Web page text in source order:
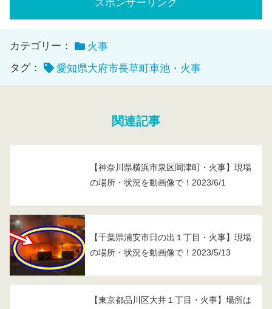
スポンサーリンク
カテゴリー：
火事
タグ：
愛知県大府市長草町車池・火事
関連記事
【神奈川県横浜市泉区岡津町・火事】現場
の場所・状況を動画像で！2023/6/1
【千葉県浦安市日の出１丁目・火事】現場
の場所・状況を動画像で！2023/5/13
【東京都品川区大井１丁目・火事】場所は